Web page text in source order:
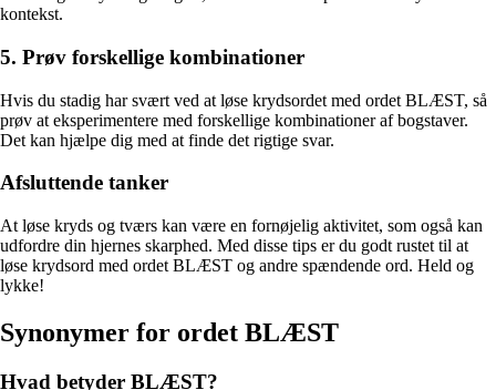
kontekst.
5. Prøv forskellige kombinationer
Hvis du stadig har svært ved at løse krydsordet med ordet BLÆST, så
prøv at eksperimentere med forskellige kombinationer af bogstaver.
Det kan hjælpe dig med at finde det rigtige svar.
Afsluttende tanker
At løse kryds og tværs kan være en fornøjelig aktivitet, som også kan
udfordre din hjernes skarphed. Med disse tips er du godt rustet til at
løse krydsord med ordet BLÆST og andre spændende ord. Held og
lykke!
Synonymer for ordet BLÆST
Hvad betyder BLÆST?